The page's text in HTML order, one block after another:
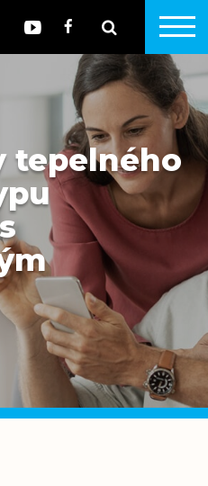
tepelného